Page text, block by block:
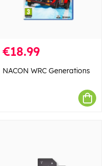
€18.99
NACON WRC Generations